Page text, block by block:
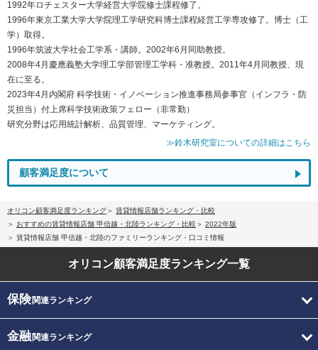
1992年ロチェスター大学経営大学院修士課程修了。
1996年東京工業大学大学院理工学研究科博士課程経営工学専攻修了。博士（工
学）取得。
1996年筑波大学社会工学系・講師。2002年6月同助教授。
2008年4月慶應義塾大学理工学部管理工学科・准教授。2011年4月同教授、現
在に至る。
2023年4月内閣府 科学技術・イノベーション推進事務局参事官（インフラ・防
災担当）付上席科学技術政策フェロー（非常勤）
研究分野は応用統計解析、品質管理、マーケティング。
≫鈴木研究室についての詳細はこちら
顧客満足度について
オリコン顧客満足度ランキング
賃貸情報店舗ランキング・比較
おすすめの賃貸情報店舗 甲信越・北陸ランキング・比較
2022年版
賃貸情報店舗 甲信越・北陸のファミリーランキング・口コミ情報
オリコン顧客満足度ランキング一覧
保険関連ランキング
金融関連ランキング